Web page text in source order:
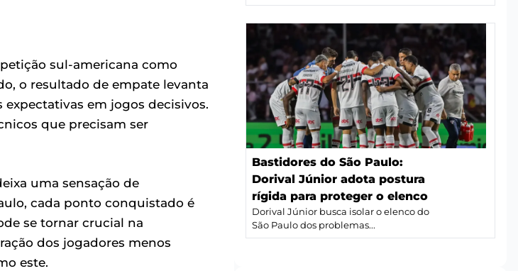
sul-americana como
o resultado de empate levanta
em jogos decisivos.
que precisam ser
uma sensação de
cada ponto conquistado é
se tornar crucial na
dos jogadores menos
este.
Bastidores do São Paulo:
Dorival Júnior adota postura
rígida para proteger o elenco
Dorival Júnior busca isolar o elenco do
São Paulo dos problemas...